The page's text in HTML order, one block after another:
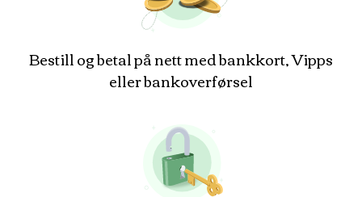
Bestill og betal på nett med bankkort, Vipps
eller bankoverførsel